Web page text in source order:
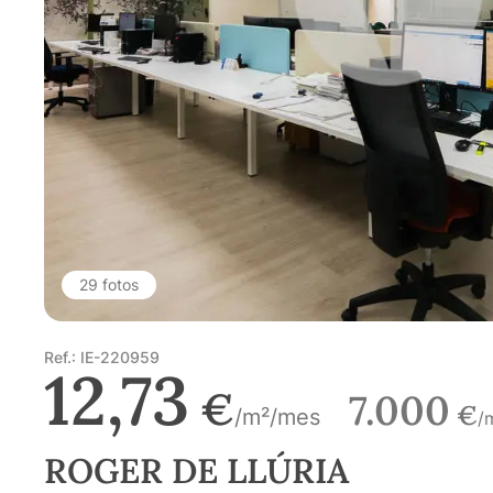
29 fotos
Ref.: IE-220959
12,73 €/m²/mes 7.000 €/
ROGER DE LLÚRIA